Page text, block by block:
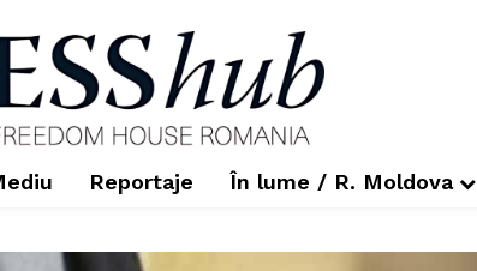
Reportaje În lume / R. Moldova